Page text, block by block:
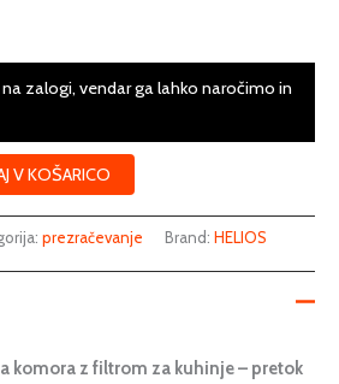
zalogi, vendar ga lahko naročimo in
V KOŠARICO
prezračevanje Brand: HELIOS
komora z filtrom za kuhinje – pretok